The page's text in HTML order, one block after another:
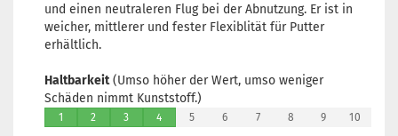
und einen neutraleren Flug bei der Abnutzung. Er ist in
weicher, mittlerer und fester Flexiblität für Putter
erhältlich.
Haltbarkeit(Umso höher der Wert, umso weniger
Schäden nimmt Kunststoff.)
1 2 3 4 5 6 7 8 9 10